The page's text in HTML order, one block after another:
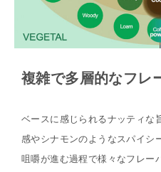
複雑で多層的なフレ
ベースに感じられるナッティな
感やシナモンのようなスパイシ
咀嚼が進む過程で様々なフレー